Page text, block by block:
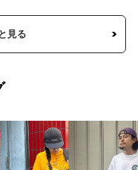
見る